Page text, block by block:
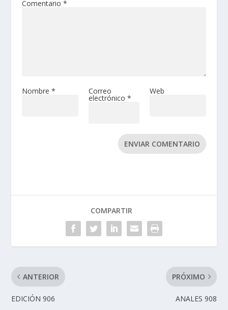
Comentario *
Nombre * Correo
electrónico *
Web
ENVIAR COMENTARIO
COMPARTIR
ANTERIOR
EDICIÓN 906
PRÓXIMO
ANALES 908